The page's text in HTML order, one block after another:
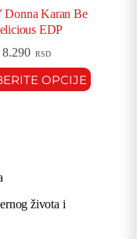
Karan Be
EDP
8.290 RSD
OPCIJE
života i